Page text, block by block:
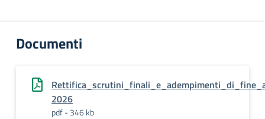
Documenti
2026
pdf - 346 kb